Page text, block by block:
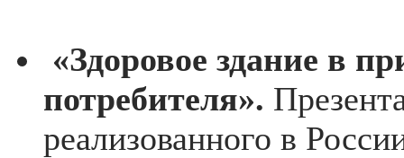
«Здоровое здание в
потребителя».
реализованного в